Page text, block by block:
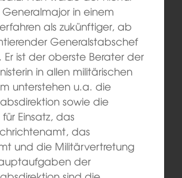
in einem
als zukünftiger, ab
Generalstabschef
ist der oberste Berater der
in allen militärischen
unterstehen u.a. die
sowie die
Einsatz, das
das
und die Militärvertretung
der